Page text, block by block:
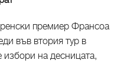
премиер Франсоа
във втория тур в
избори на десницата,